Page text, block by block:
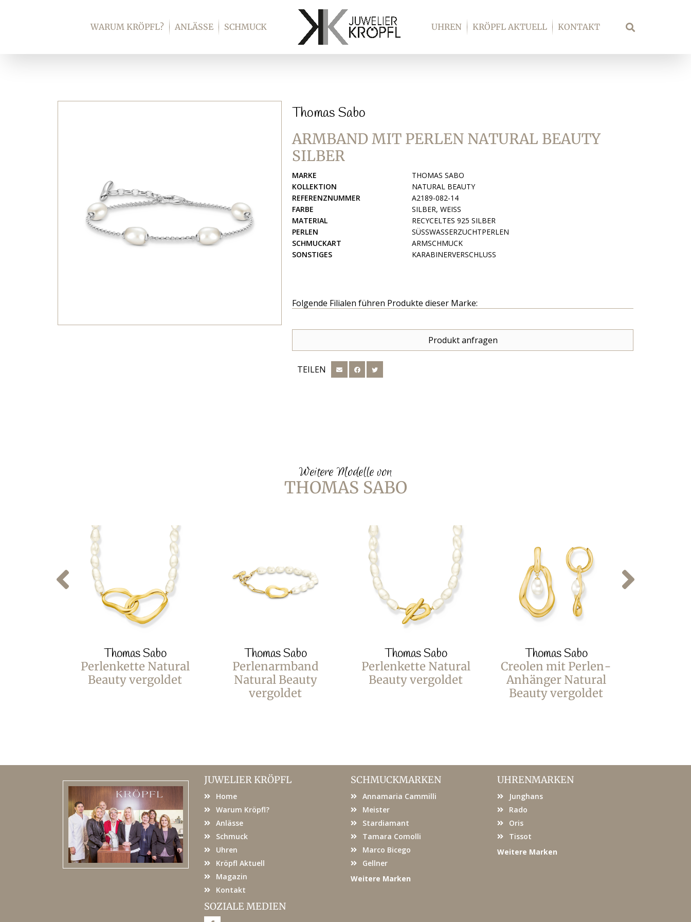
WARUM KRÖPFL? ANLÄSSE SCHMUCK UHREN KRÖPFL AKTUELL KONTAKT Suche
Thomas Sabo
ARMBAND MIT PERLEN NATURAL BEAUTY
SILBER
MARKE
THOMAS SABO
KOLLEKTION
NATURAL BEAUTY
REFERENZNUMMER
A2189-082-14
FARBE
SILBER, WEISS
MATERIAL
RECYCELTES 925 SILBER
PERLEN
SÜSSWASSERZUCHTPERLEN
SCHMUCKART
ARMSCHMUCK
SONSTIGES
KARABINERVERSCHLUSS
Folgende Filialen führen Produkte dieser Marke:
Produkt anfragen
TEILEN
Weitere Modelle von
THOMAS SABO
Thomas Sabo
Perlenkette Natural
Beauty vergoldet
Thomas Sabo
Perlenarmband
Natural Beauty
vergoldet
Thomas Sabo
Perlenkette Natural
Beauty vergoldet
Thomas Sabo
Creolen mit Perlen-
Anhänger Natural
Beauty vergoldet
JUWELIER KRÖPFL
Home
Warum Kröpfl?
Anlässe
Schmuck
Uhren
Kröpfl Aktuell
Magazin
Kontakt
SOZIALE MEDIEN
SCHMUCKMARKEN
Annamaria Cammilli
Meister
Stardiamant
Tamara Comolli
Marco Bicego
Gellner
Weitere Marken
UHRENMARKEN
Junghans
Rado
Oris
Tissot
Weitere Marken